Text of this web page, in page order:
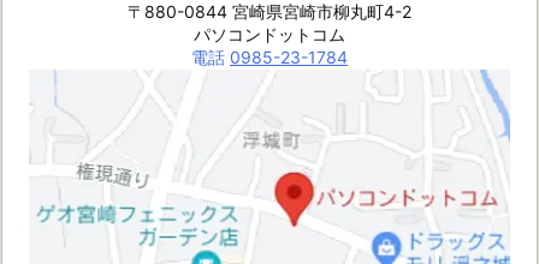
〒880-0844 宮崎県宮崎市柳丸町4-2
パソコンドットコム
電話 0985-23-1784